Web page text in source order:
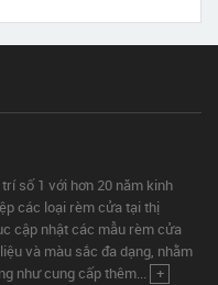
số 1 với hơn 20 năm kinh
các loại rèm cửa tại thị
cập nhật các mẫu rèm cửa
và màu sắc đa dạng, nhằm
như cung cấp thêm... +